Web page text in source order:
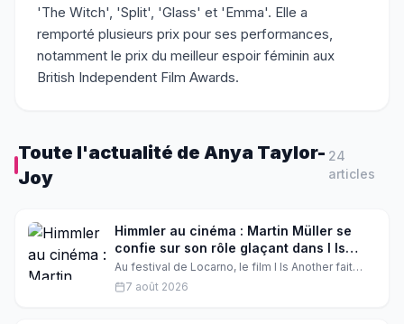
'The Witch', 'Split', 'Glass' et 'Emma'. Elle a
remporté plusieurs prix pour ses performances,
notamment le prix du meilleur espoir féminin aux
British Independent Film Awards.
Toute l'actualité de Anya Taylor-
Joy
24
articles
Himmler au cinéma : Martin Müller se
confie sur son rôle glaçant dans I Is
Another
Au festival de Locarno, le film I Is Another fait
sensation avec Claes Bang et Valerie Pachner.
Martin Müller, qui incarne Heinrich Himmler, se
7 août 2026